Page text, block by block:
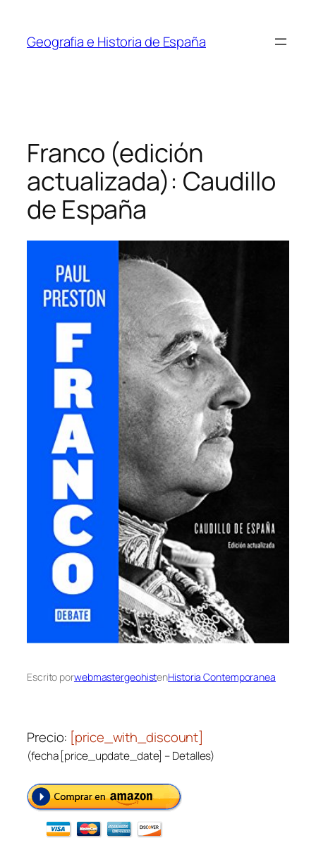
contenido
Geografia e Historia de España
Franco (edición
actualizada): Caudillo
de España
Escrito porwebmastergeohistenHistoria Contemporanea
Precio: [price_with_discount]
(fecha [price_update_date] –Detalles)